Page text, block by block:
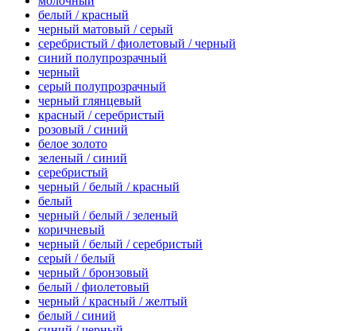
белый / красный
черный матовый / серый
серебристый / фиолетовый / черный
синий полупрозрачный
черный
серый полупрозрачный
черный глянцевый
красный / серебристый
розовый / синий
белое золото
зеленый / синий
серебристый
черный / белый / красный
белый
черный / белый / зеленый
коричневый
черный / белый / серебристый
серый / белый
черный / бронзовый
белый / фиолетовый
черный / красный / желтый
белый / синий